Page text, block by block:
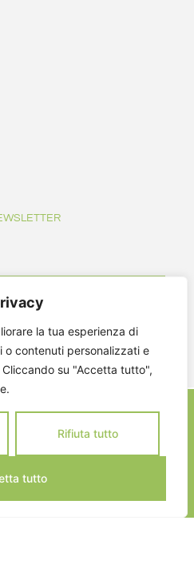
la tua esperienza di
o contenuti personalizzati e
su "Accetta tutto",
Rifiuta tutto
tutto